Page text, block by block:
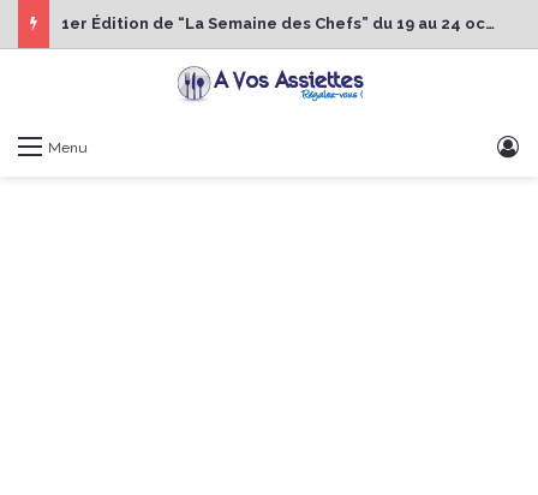
1er Édition de “La Semaine des Chefs” du 19 au 24 octobre 2026
Menu